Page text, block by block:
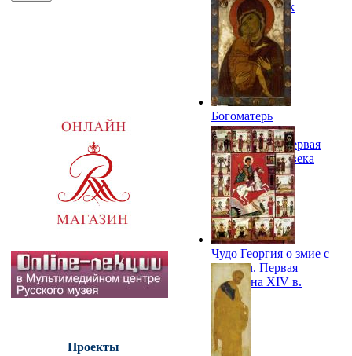
Проекты
Власы). XII век
Богоматерь
Умиление
Белозерская. Первая
половина XIII века
Чудо Георгия о змие с
житием. Первая
половина XIV в.
ГРМ